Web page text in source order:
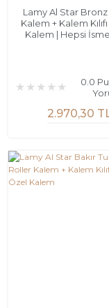
Lamy Al Star
Kalem + Kalem
Kalem | Hepsi
0.0
2.970,30